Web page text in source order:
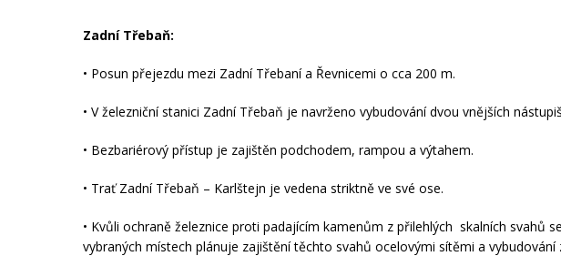
Zadní Třebaň:
• Posun přejezdu mezi Zadní Třebaní a Řevnicemi o cca 200 m.
• V železniční stanici Zadní Třebaň je navrženo vybudování dvou vnějších
• Bezbariérový přístup je zajištěn podchodem, rampou a výtahem.
• Trať Zadní Třebaň – Karlštejn je vedena striktně ve své ose.
• Kvůli ochraně železnice proti padajícím kamenům z přilehlých skalních svahů
vybraných místech plánuje zajištění těchto svahů ocelovými sítěmi a vybudování